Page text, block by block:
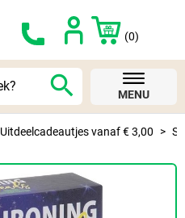
(0)
search MENU
Uitdeelcadeautjes vanaf € 3,00